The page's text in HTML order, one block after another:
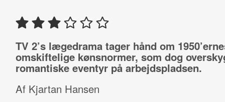
TV 2’s lægedrama tager hånd om
omskiftelige kønsnormer, som dog
romantiske eventyr på arbejdspladsen.
Af Kjartan Hansen